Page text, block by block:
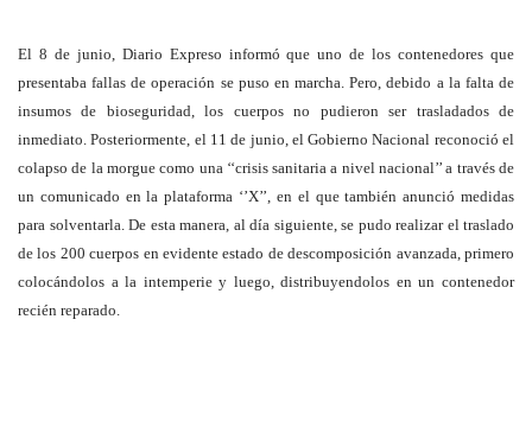
El 8 de junio, Diario Expreso informó que uno de los contenedores que
presentaba fallas de operación se puso en marcha. Pero, debido a la falta de
insumos de bioseguridad, los cuerpos no pudieron ser trasladados de
inmediato. Posteriormente, el 11 de junio, el Gobierno Nacional reconoció el
colapso de la morgue como una ‘‘crisis sanitaria a nivel nacional’’ a través de
un comunicado en la plataforma ‘’X’’, en el que también anunció medidas
para solventarla. De esta manera, al día siguiente, se pudo realizar el traslado
de los 200 cuerpos en evidente estado de descomposición avanzada, primero
colocándolos a la intemperie y luego, distribuyendolos en un contenedor
recién reparado.